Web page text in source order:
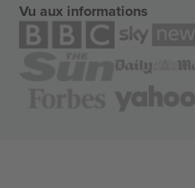
Vu aux informations